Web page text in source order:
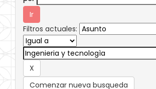
Filtros actuales:
Comenzar nueva busqueda